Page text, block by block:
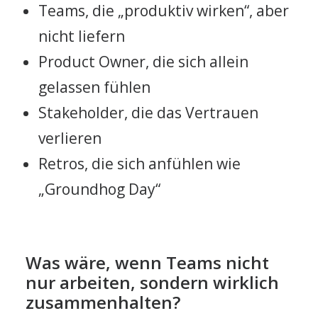
Teams, die „produktiv wirken“, aber
nicht liefern
Product Owner, die sich allein
gelassen fühlen
Stakeholder, die das Vertrauen
verlieren
Retros, die sich anfühlen wie
„Groundhog Day“
Was wäre, wenn Teams nicht
nur arbeiten, sondern wirklich
zusammenhalten?